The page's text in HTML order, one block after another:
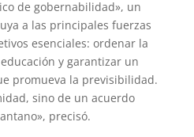
de gobernabilidad», un
a las principales fuerzas
esenciales: ordenar la
y garantizar un
promueva la previsibilidad.
sino de un acuerdo
precisó.